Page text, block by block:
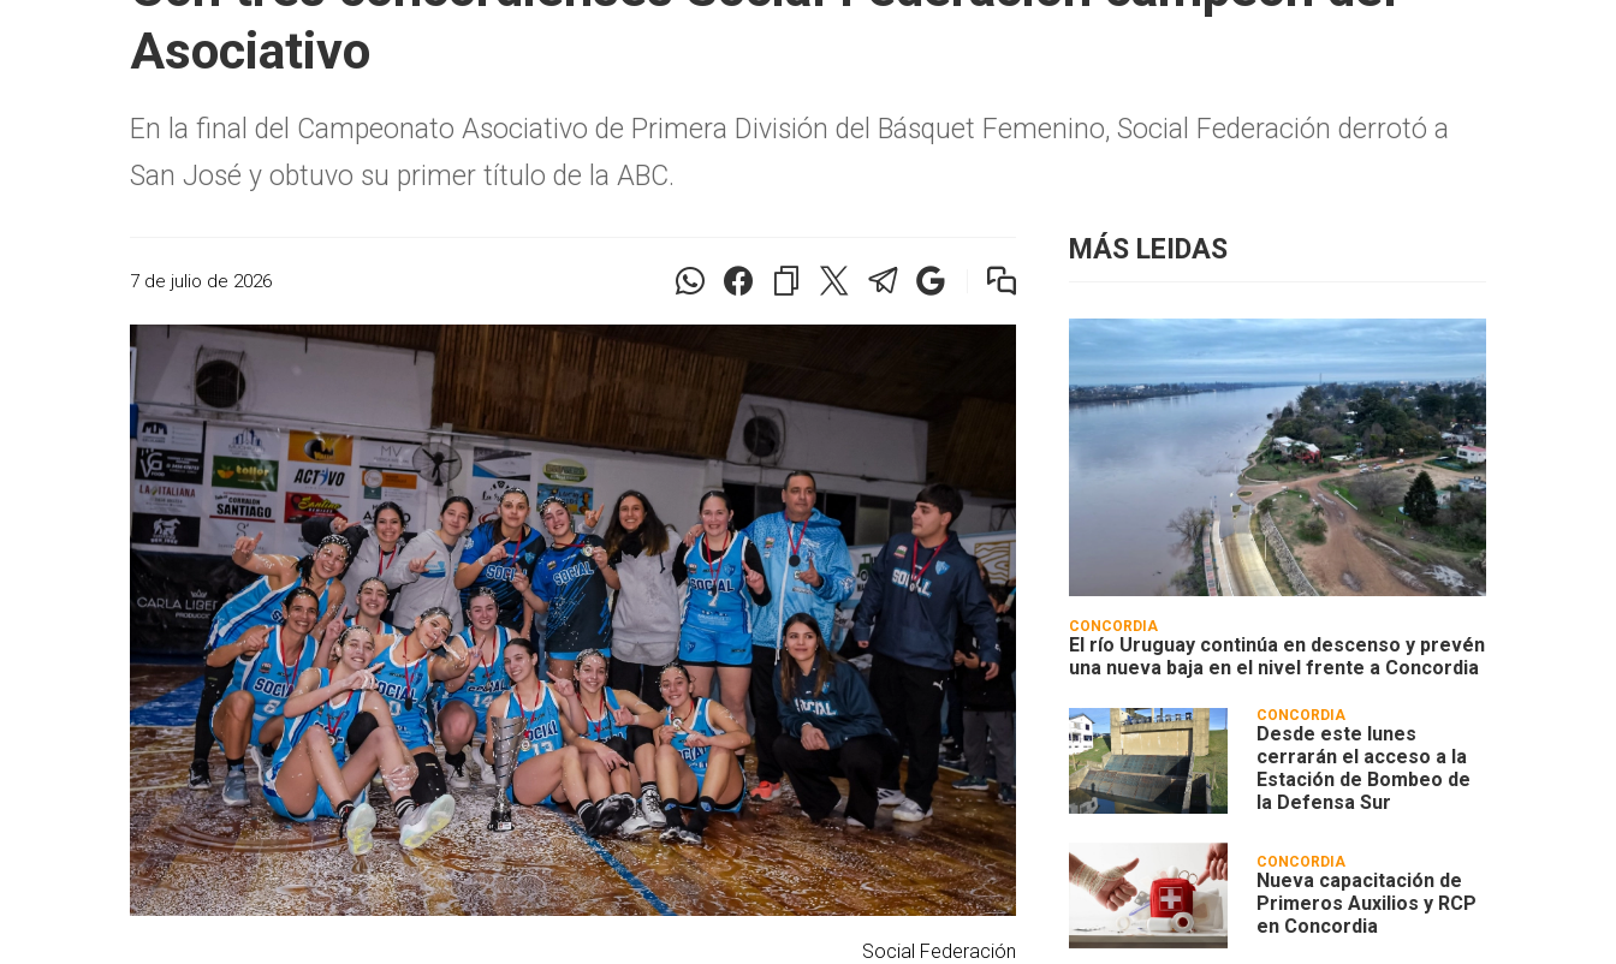
Asociativo
En la final del Campeonato Asociativo de Primera División del Básquet Femenino, Social Federación derrotó a
San José y obtuvo su primer título de la ABC.
7 de julio de 2026
Social Federación
MÁS LEIDAS
CONCORDIA
El río Uruguay continúa en descenso y prevén
una nueva baja en el nivel frente a Concordia
CONCORDIA
Desde este lunes
cerrarán el acceso a la
Estación de Bombeo de
la Defensa Sur
CONCORDIA
Nueva capacitación de
Primeros Auxilios y RCP
en Concordia